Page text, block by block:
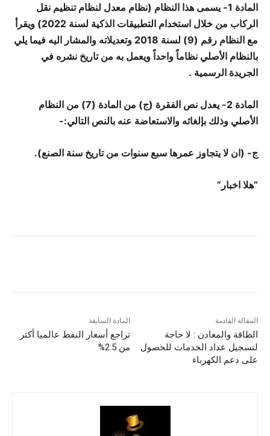
المادة 1- يسمى هذا النظام (نظام معدل لنظام تنظيم نقل
الركاب من خلال استخدام التطبيقات الذكية لسنة 2022) ويقرأ
مع النظام رقم (9) لسنة 2018 وتعديلاته والمشار اليه فيما يلي
بالنظام الأصلي نظاماً واحداً ويعمل به من تاريخ نشره في
الجريدة الرسمية .
المادة 2- يعدل نص الفقرة (ج) من المادة (7) من النظام
الأصلي وذلك بإلغائه والاستعاضة عنه بالنص التالي:-
ج- (ان لا يتجاوز عمرها سبع سنوات من تاريخ سنة الصنع).
“هلا اخبار”
المادة السابقة
تراجع أسعار النفط عالميا أكثر
من 2.5%
المقالة القادمة
الطاقة والمعادن : لا حاجة
لتسجيل عداد الخدمات للحصول
على دعم الكهرباء